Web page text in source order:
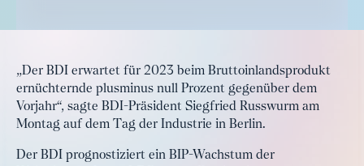
„Der BDI erwartet für 2023 beim Bruttoinlandsprodukt
ernüchternde plusminus null Prozent gegenüber dem
Vorjahr“, sagte BDI-Präsident Siegfried Russwurm am
Montag auf dem Tag der Industrie in Berlin.
Der BDI prognostiziert ein BIP-Wachstum der